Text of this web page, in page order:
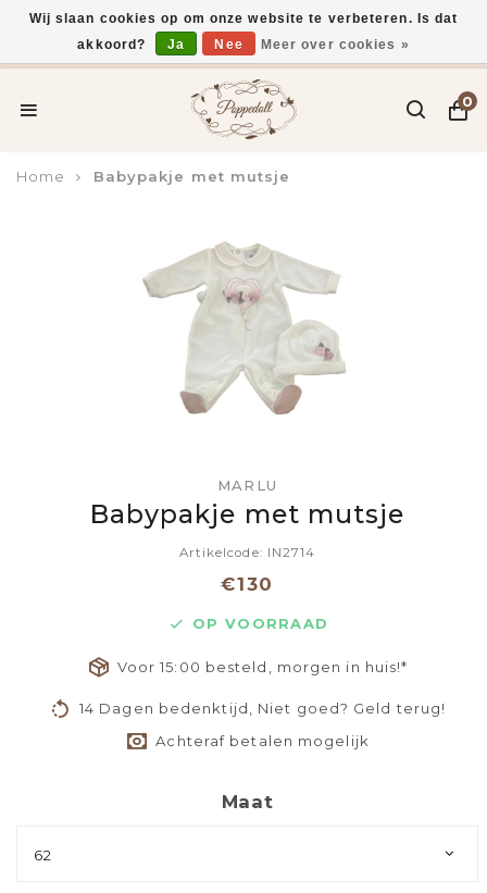
Voor 15:00 uur besteld, vandaag verzonden*
0
Home Babypakje met mutsje
MARLU
Babypakje met mutsje
Artikelcode: IN2714
€130
OP VOORRAAD
Voor 15:00 besteld, morgen in huis!*
14 Dagen bedenktijd, Niet goed? Geld terug!
Achteraf betalen mogelijk
Maat
62
Wij slaan cookies op om onze website te verbeteren. Is dat
akkoord?
Ja Nee Meer over cookies »